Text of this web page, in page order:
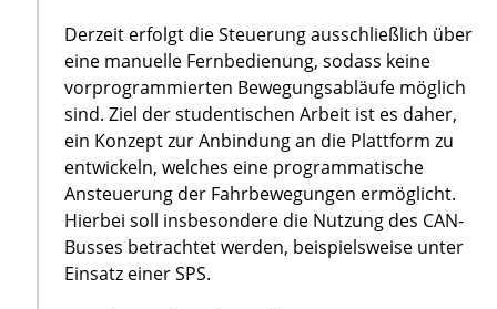
Derzeit erfolgt die Steuerung ausschließlich über
eine manuelle Fernbedienung, sodass keine
vorprogrammierten Bewegungsabläufe möglich
sind. Ziel der studentischen Arbeit ist es daher,
ein Konzept zur Anbindung an die Plattform zu
entwickeln, welches eine programmatische
Ansteuerung der Fahrbewegungen ermöglicht.
Hierbei soll insbesondere die Nutzung des CAN-
Busses betrachtet werden, beispielsweise unter
Einsatz einer SPS.